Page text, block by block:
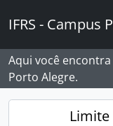
IFRS - Campus
Aqui você
Porto Alegre.